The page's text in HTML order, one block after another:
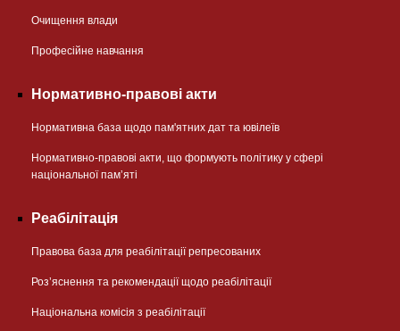
Очищення влади
Професійне навчання
Нормативно-правові акти
Нормативна база щодо пам'ятних дат та ювілеїв
Нормативно-правові акти, що формують політику у сфері
національної памʼяті
Реабілітація
Правова база для реабілітації репресованих
Розʼяснення та рекомендації щодо реабілітації
Національна комісія з реабілітації